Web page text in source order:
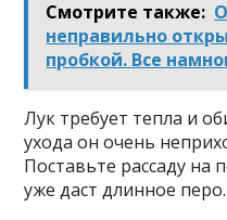
Смотрите также:
неправильно
пробкой. Все
Лук требует тепла и
ухода он очень
Поставьте рассаду на
уже даст длинное перо.